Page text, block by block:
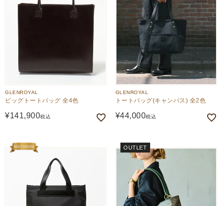
GLENROYAL
ビッグトートバッグ 全4色
¥141,900税込
GLENROYAL
トートバッグ(キャンバス) 全2色
¥44,000税込
OUTLET